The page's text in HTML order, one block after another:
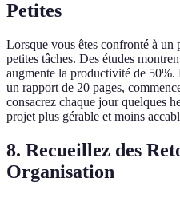
Petites
Lorsque vous êtes confronté à
petites tâches. Des études
augmente la productivité de
un rapport de 20 pages,
consacrez chaque jour quelques
projet plus gérable et moins
8. Recueillez des
Organisation